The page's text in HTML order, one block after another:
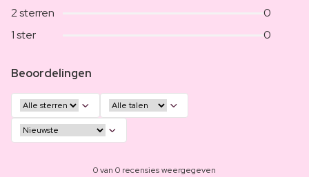
2 sterren
0
1 ster
0
Beoordelingen
0 van 0 recensies weergegeven